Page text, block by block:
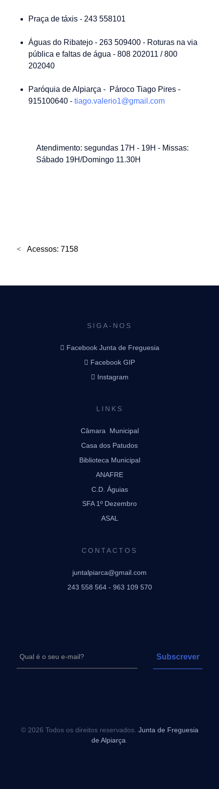
Praça de táxis - 243 558101
Águas do Ribatejo - 263 509400 - Roturas na via
pública e faltas de água - 808 202011 / 800
202040
Paróquia de Alpiarça - Pároco Tiago Pires -
915100640 - tiago.valerio1@gmail.com
Atendimento: segundas 17H - 19H - Missas:
Sábado 19H/Domingo 11.30H
Acessos: 7158
SIGA-NOS
Facebook Junta de Freguesia
Facebook GIP
Instagram
LINKS
Câmara Municipal
Casa dos Patudos
Biblioteca Municipal
ANAFRE
C.D. Águias
SFA 1º Dezembro
ASAL
CONTACTOS
juntalpiarca@gmail.com
243 558 564 - 963 109 570
© 2026 Todos os direitos reservados. Junta de Freguesia
de Alpiarça.